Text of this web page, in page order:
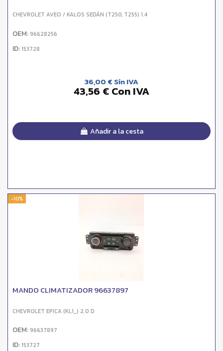
CHEVROLET AVEO / KALOS SEDÁN (T250, T255) 1.4
OEM: 96628256
ID:153728
36,00 € Sin IVA
43,56 € Con IVA
Añadir a la cesta
-10%
MANDO CLIMATIZADOR 96637897
CHEVROLET EPICA (KL1_) 2.0 D
OEM: 96637897
ID:153727